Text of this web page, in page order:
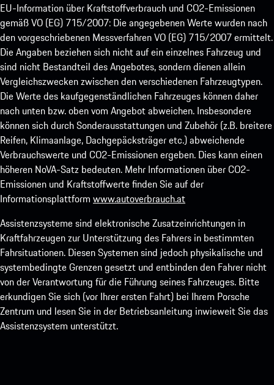
EU-Information über Kraftstoffverbrauch und CO2-Emissionen
gemäß VO (EG) 715/2007: Die angegebenen Werte wurden nach
den vorgeschriebenen Messverfahren VO (EG) 715/2007 ermittelt.
Die Angaben beziehen sich nicht auf ein einzelnes Fahrzeug und
sind nicht Bestandteil des Angebotes, sondern dienen allein
Vergleichszwecken zwischen den verschiedenen Fahrzeugtypen.
Die Werte des kaufgegenständlichen Fahrzeuges können daher
nach unten bzw. oben vom Angebot abweichen. Insbesondere
können sich durch Sonderausstattungen und Zubehör (z.B. breitere
Reifen, Klimaanlage, Dachgepäcksträger etc.) abweichende
Verbrauchswerte und CO2-Emissionen ergeben. Dies kann einen
höheren NoVA-Satz bedeuten. Mehr Informationen über CO2-
Emissionen und Kraftstoffwerte finden Sie auf der
Informationsplattform www.autoverbrauch.at
Assistenzsysteme sind elektronische Zusatzeinrichtungen in
Kraftfahrzeugen zur Unterstützung des Fahrers in bestimmten
Fahrsituationen. Diesen Systemen sind jedoch physikalische und
systembedingte Grenzen gesetzt und entbinden den Fahrer nicht
von der Verantwortung für die Führung seines Fahrzeuges. Bitte
erkundigen Sie sich (vor Ihrer ersten Fahrt) bei Ihrem Porsche
Zentrum und lesen Sie in der Betriebsanleitung inwieweit Sie das
Assistenzsystem unterstützt.